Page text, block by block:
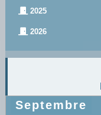
2025
2026
Septembre